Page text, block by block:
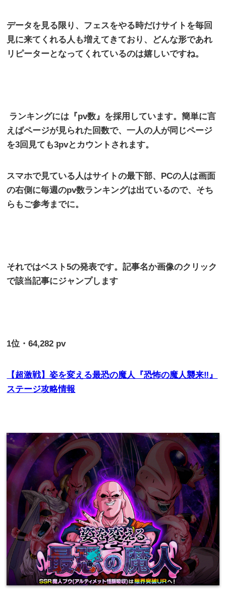
データを見る限り、フェスをやる時だけサイトを毎回
見に来てくれる人も増えてきており、どんな形であれ
リピーターとなってくれているのは嬉しいですね。
ランキングには『 pv数』を採用しています。簡単に言
えばページが見られた回数で、一人の人が同じページ
を3回見ても3pvとカウントされます。
スマホで見ている人はサイトの最下部、 PCの人は画面
の右側に毎週のpv数ランキングは出ているので、そち
らもご参考までに。
それではベスト5の発表です。記事名か画像のクリック
で該当記事にジャンプします
1位・64,282 pv
【超激戦】姿を変える最恐の魔人『恐怖の魔人襲来‼』
ステージ攻略情報